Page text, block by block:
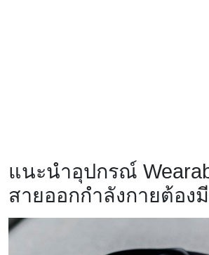
แนะนำอุปกรณ์
สายออกกำลังกายต้อง